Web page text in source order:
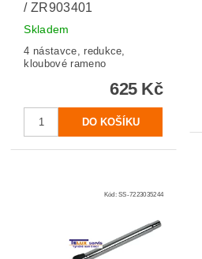
/ ZR903401
Skladem
4 nástavce, redukce,
kloubové rameno
625 Kč
Kód:SS-7223035244